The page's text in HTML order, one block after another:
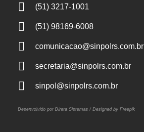
(51) 3217-1001
(51) 98169-6008
comunicacao@sinpolrs.com.br
secretaria@sinpolrs.com.br
sinpol@sinpolrs.com.br
Desenvolvido por Direta Sistemas / Designed by Freepik